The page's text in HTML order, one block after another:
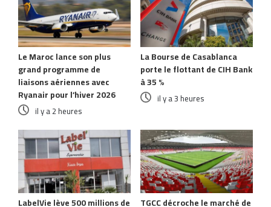
Le Maroc lance son plus
grand programme de
liaisons aériennes avec
Ryanair pour l’hiver 2026
il y a 2 heures
La Bourse de Casablanca
porte le flottant de CIH Bank
à 35 %
il y a 3 heures
LabelVie lève 500 millions de
TGCC décroche le marché de